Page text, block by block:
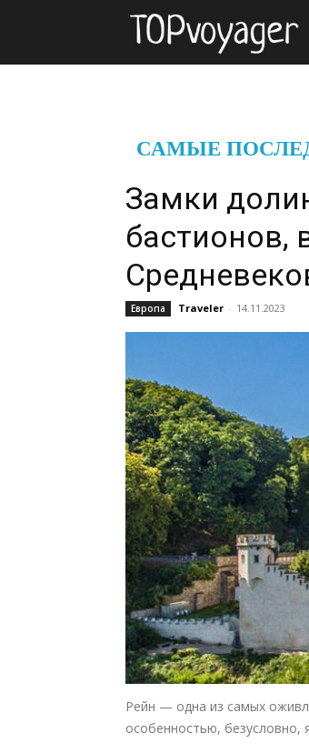
САМЫЕ
Замки
бастионов,
Европа Traveler - 14.11.2023
Рейн — одна из самых
особенностью, безусловно,